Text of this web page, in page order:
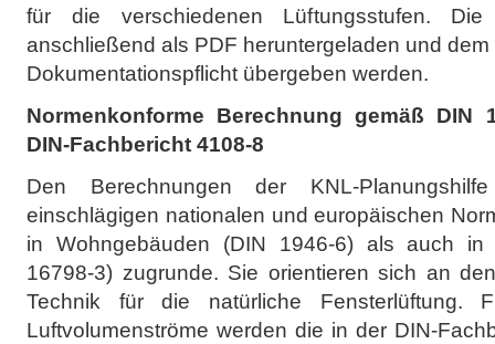
für die verschiedenen Lüftungsstufen. Die
anschließend als PDF heruntergeladen und
Dokumentationspflicht übergeben werden.
Normenkonforme Berechnung gemäß DIN
DIN-Fachbericht 4108-8
Den Berechnungen der KNL-
einschlägigen nationalen und europäischen
in Wohngebäuden (DIN 1946-6) als auch in
16798-3) zugrunde. Sie orientieren sich an
Technik für die natürliche Fensterlüftung.
Luftvolumenströme werden die in der DIN-